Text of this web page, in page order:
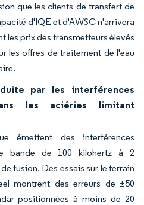
que les clients de transfert de
d'IQE et d'AWSC n'arrivera
les prix des transmetteurs élevés
les offres de traitement de l'eau
par les interférences
les aciéries limitant
émettent des interférences
bande de 100 kilohertz à 2
fusion. Des essais sur le terrain
montrent des erreurs de ±50
positionnées à moins de 20